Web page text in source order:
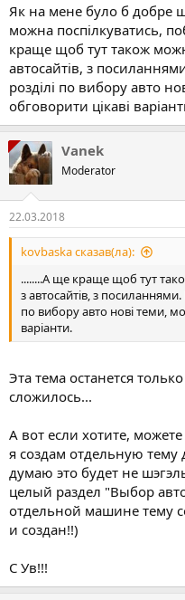
Як на мене було б добре
можна поспілкуватись,
краще щоб тут також
автосайтів, з
розділі по вибору авто
обговорити цікаві
Vanek
Moderator
22.03.2018
kovbaska сказав(ла):
........А ще краще щоб тут
з автосайтів, з
по вибору авто нові теми,
варіанти.
Эта тема останется
сложилось...
А вот если хотите,
я создам отдельную тему
думаю это будет не
целый раздел "Выбор
отдельной машине тему
и создан!!)
С Ув!!!